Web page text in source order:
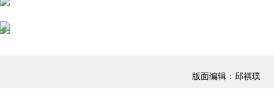
版面编辑：邱祺璞